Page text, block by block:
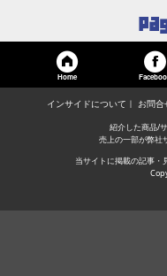
Home
インサイドについて お問合
紹介した商品/
売上の一部が弊社
当サイトに掲載の記事・